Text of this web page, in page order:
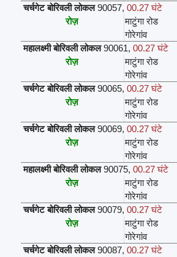
चर्चगेट बोरिवली लोकल 90057, 00.27 घंटे
रोज़
माटुंगा रोड
गोरेगांव
महालक्ष्मी बोरिवली लोकल 90061, 00.27 घंटे
रोज़
माटुंगा रोड
गोरेगांव
चर्चगेट बोरिवली लोकल 90065, 00.27 घंटे
रोज़
माटुंगा रोड
गोरेगांव
चर्चगेट बोरिवली लोकल 90069, 00.27 घंटे
रोज़
माटुंगा रोड
गोरेगांव
महालक्ष्मी बोरिवली लोकल 90075, 00.27 घंटे
रोज़
माटुंगा रोड
गोरेगांव
चर्चगेट बोरिवली लोकल 90079, 00.27 घंटे
रोज़
माटुंगा रोड
गोरेगांव
चर्चगेट बोरिवली लोकल 90087, 00.27 घंटे